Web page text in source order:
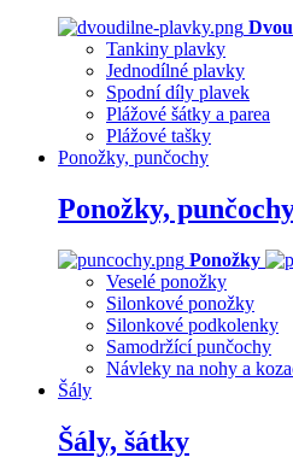
Tankiny plavky
Jednodílné plavky
Spodní díly plavek
Plážové šátky a parea
Plážové tašky
Ponožky, punčochy
Ponožky,
Ponožky
Veselé ponožky
Silonkové ponožky
Silonkové podkolenky
Samodržící punčochy
Návleky na nohy a
Šály
Šály, šátky